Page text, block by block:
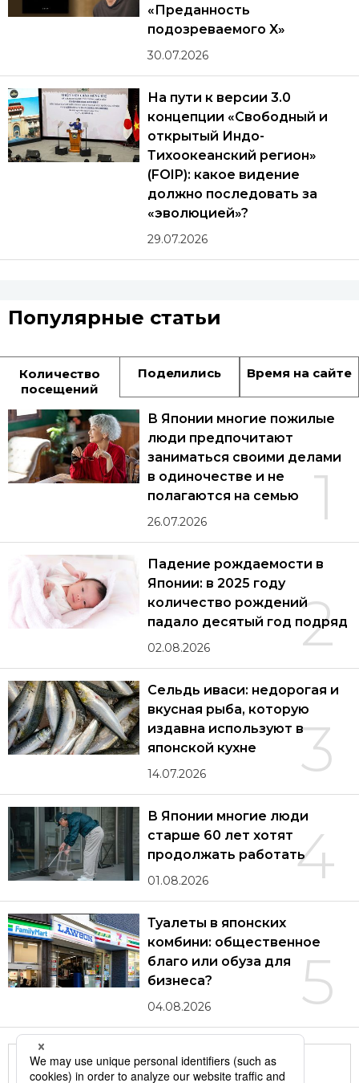
«Преданность
подозреваемого X»
30.07.2026
На пути к версии 3.0
концепции «Свободный и
открытый Индо-
Тихоокеанский регион»
(FOIP): какое видение
должно последовать за
«эволюцией»?
29.07.2026
Популярные статьи
Количество
посещений
Поделились Время на сайте
1
В Японии многие пожилые
люди предпочитают
заниматься своими делами
в одиночестве и не
полагаются на семью
26.07.2026
2
Падение рождаемости в
Японии: в 2025 году
количество рождений
падало десятый год подряд
02.08.2026
3
Сельдь иваси: недорогая и
вкусная рыба, которую
издавна используют в
японской кухне
14.07.2026
4
В Японии многие люди
старше 60 лет хотят
продолжать работать
01.08.2026
5
Туалеты в японских
комбини: общественное
благо или обуза для
бизнеса?
04.08.2026
Другие статьи по теме